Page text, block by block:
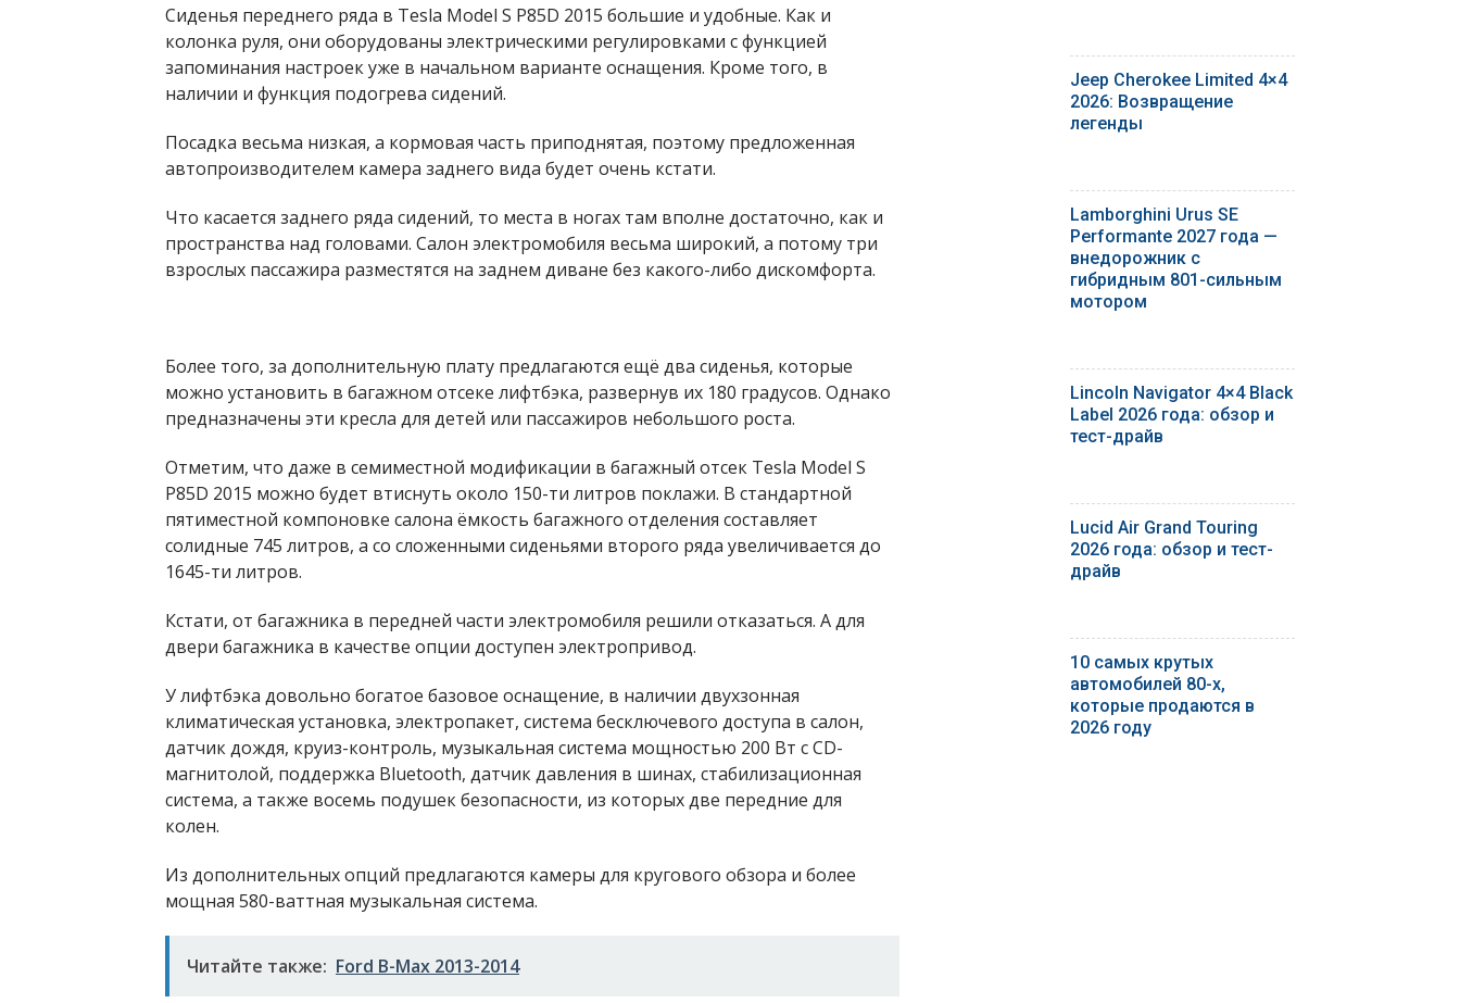
Сиденья переднего ряда в Tesla Model S P85D 2015 большие и удобные. Как и
колонка руля, они оборудованы электрическими регулировками с функцией
запоминания настроек уже в начальном варианте оснащения. Кроме того, в
наличии и функция подогрева сидений.
Посадка весьма низкая, а кормовая часть приподнятая, поэтому предложенная
автопроизводителем камера заднего вида будет очень кстати.
Что касается заднего ряда сидений, то места в ногах там вполне достаточно, как и
пространства над головами. Салон электромобиля весьма широкий, а потому три
взрослых пассажира разместятся на заднем диване без какого-либо дискомфорта.
Более того, за дополнительную плату предлагаются ещё два сиденья, которые
можно установить в багажном отсеке лифтбэка, развернув их 180 градусов. Однако
предназначены эти кресла для детей или пассажиров небольшого роста.
Отметим, что даже в семиместной модификации в багажный отсек Tesla Model S
P85D 2015 можно будет втиснуть около 150-ти литров поклажи. В стандартной
пятиместной компоновке салона ёмкость багажного отделения составляет
солидные 745 литров, а со сложенными сиденьями второго ряда увеличивается до
1645-ти литров.
Кстати, от багажника в передней части электромобиля решили отказаться. А для
двери багажника в качестве опции доступен электропривод.
У лифтбэка довольно богатое базовое оснащение, в наличии двухзонная
климатическая установка, электропакет, система бесключевого доступа в салон,
датчик дождя, круиз-контроль, музыкальная система мощностью 200 Вт с CD-
магнитолой, поддержка Bluetooth, датчик давления в шинах, стабилизационная
система, а также восемь подушек безопасности, из которых две передние для
колен.
Из дополнительных опций предлагаются камеры для кругового обзора и более
мощная 580-ваттная музыкальная система.
Читайте также: Ford B-Max 2013-2014
Jeep Cherokee Limited 4×4
2026: Возвращение
легенды
Lamborghini Urus SE
Performante 2027 года —
внедорожник с
гибридным 801-сильным
мотором
Lincoln Navigator 4×4 Black
Label 2026 года: обзор и
тест-драйв
Lucid Air Grand Touring
2026 года: обзор и тест-
драйв
10 самых крутых
автомобилей 80-х,
которые продаются в
2026 году